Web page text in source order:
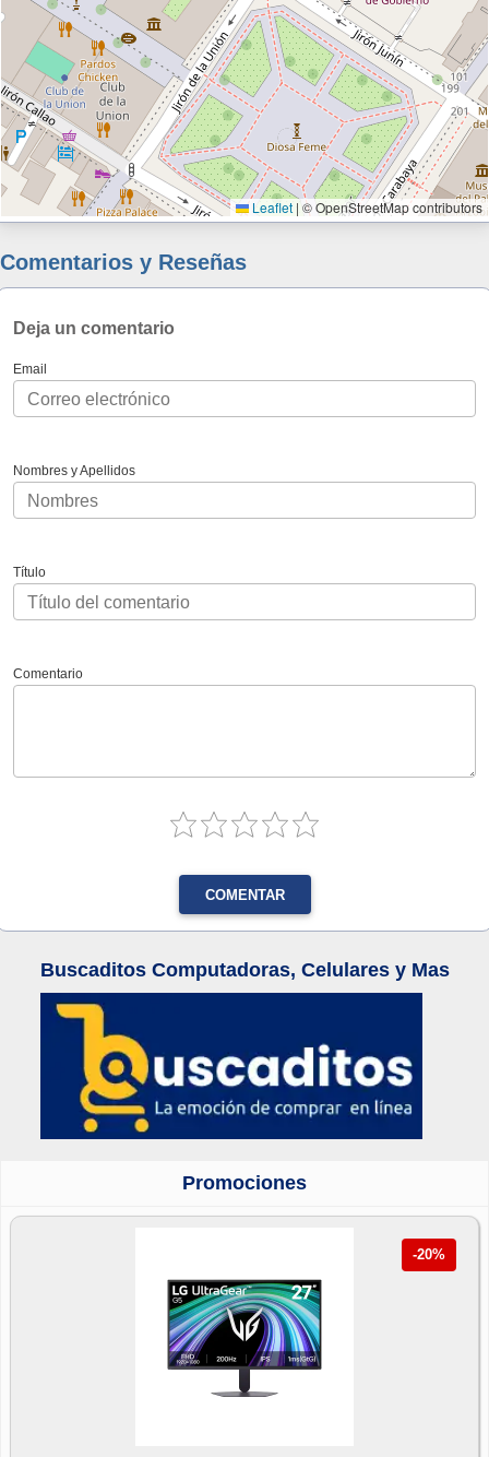
Leaflet | © OpenStreetMap contributors
Comentarios y Reseñas
Deja un comentario
Email
Nombres y Apellidos
Título
Comentario
COMENTAR
Buscaditos Computadoras, Celulares y Mas
Promociones
-20%